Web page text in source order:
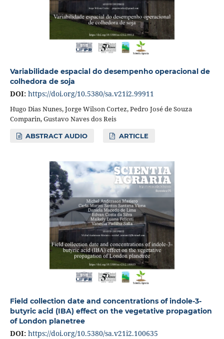
Variabilidade espacial do desempenho operacional de
colhedora de soja
DOI: https://doi.org/10.5380/sa.v21i2.99911
Hugo Dias Nunes, Jorge Wilson Cortez, Pedro José de Souza
Comparin, Gustavo Naves dos Reis
ABSTRACT AUDIO ARTICLE
Field collection date and concentrations of indole-3-
butyric acid (IBA) effect on the vegetative propagation
of London planetree
DOI: https://doi.org/10.5380/sa.v21i2.100635